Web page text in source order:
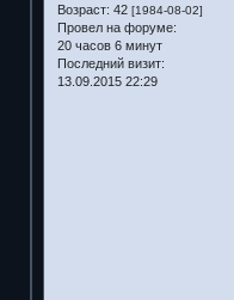
Возраст: 42 [1984-08-02]
Провел на форуме:
20 часов 6 минут
Последний визит:
13.09.2015 22:29